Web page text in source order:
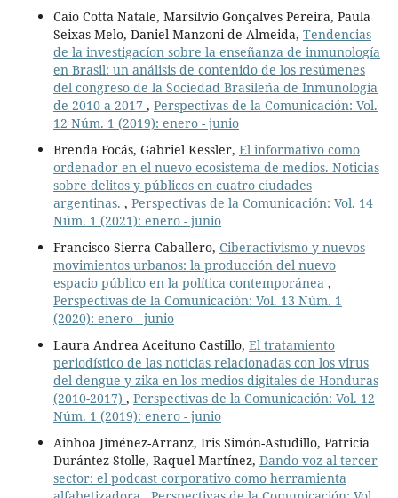
Caio Cotta Natale, Marsílvio Gonçalves Pereira, Paula
Seixas Melo, Daniel Manzoni-de-Almeida, Tendencias
de la investigacíon sobre la enseñanza de inmunología
en Brasil: un análisis de contenido de los resúmenes
del congreso de la Sociedad Brasileña de Inmunología
de 2010 a 2017 , Perspectivas de la Comunicación: Vol.
12 Núm. 1 (2019): enero - junio
Brenda Focás, Gabriel Kessler, El informativo como
ordenador en el nuevo ecosistema de medios. Noticias
sobre delitos y públicos en cuatro ciudades
argentinas. , Perspectivas de la Comunicación: Vol. 14
Núm. 1 (2021): enero - junio
Francisco Sierra Caballero, Ciberactivismo y nuevos
movimientos urbanos: la producción del nuevo
espacio público en la política contemporánea ,
Perspectivas de la Comunicación: Vol. 13 Núm. 1
(2020): enero - junio
Laura Andrea Aceituno Castillo, El tratamiento
periodístico de las noticias relacionadas con los virus
del dengue y zika en los medios digitales de Honduras
(2010-2017) , Perspectivas de la Comunicación: Vol. 12
Núm. 1 (2019): enero - junio
Ainhoa Jiménez-Arranz, Iris Simón-Astudillo, Patricia
Durántez-Stolle, Raquel Martínez, Dando voz al tercer
sector: el podcast corporativo como herramienta